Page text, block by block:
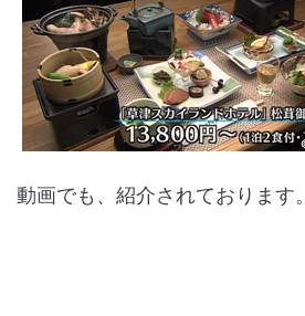
動画でも、紹介されております。